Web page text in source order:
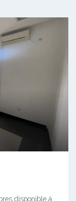
disponible à